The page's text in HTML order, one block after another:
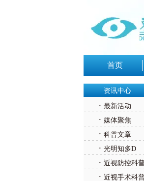
首页
资讯中心
· 最新活动
· 媒体聚焦
· 科普文章
· 光明知多D
· 近视防控科
· 近视手术科